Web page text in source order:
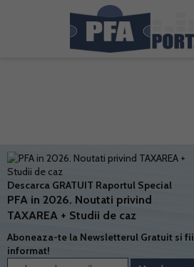
Descarca GRATUIT Raportul Special
PFA in 2026. Noutati privind
TAXAREA + Studii de caz
Aboneaza-te la Newsletterul Gratuit si fii
informat!